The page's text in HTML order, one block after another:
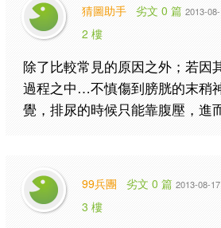
猜圖助手 劣文 0 篇 2013-
2 樓
除了比較常見的原因之外；若因
過程之中…不慎傷到膀胱的末稍
覺，排尿的時候只能靠腹壓，進
99兵團 劣文 0 篇 2013-08-
3 樓